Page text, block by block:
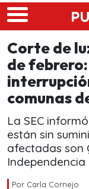
Skip to main content
Corte de
de
comunas
La SEC
están sin
afectadas son
Independencia
Por Carla Cornejo